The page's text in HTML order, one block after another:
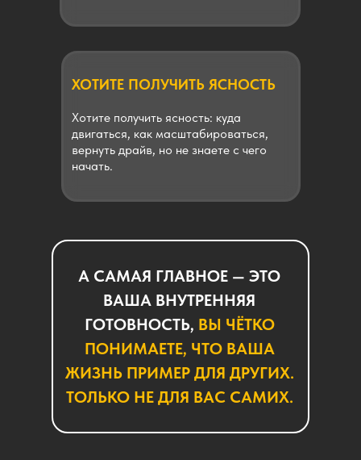
ХОТИТЕ ПОЛУЧИТЬ ЯСНОСТЬ
Хотите получить ясность: куда
двигаться, как масштабироваться,
вернуть драйв, но не знаете с чего
начать.
А САМАЯ ГЛАВНОЕ — ЭТО
ВАША ВНУТРЕННЯЯ
ГОТОВНОСТЬ, ВЫ ЧЁТКО
ПОНИМАЕТЕ, ЧТО ВАША
ЖИЗНЬ ПРИМЕР ДЛЯ ДРУГИХ.
ТОЛЬКО НЕ ДЛЯ ВАС САМИХ.